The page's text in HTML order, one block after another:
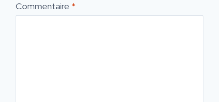
Commentaire *